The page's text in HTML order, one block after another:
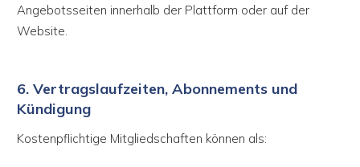
Angebotsseiten innerhalb der Plattform oder auf der
Website.
6. Vertragslaufzeiten, Abonnements und
Kündigung
Kostenpflichtige Mitgliedschaften können als: